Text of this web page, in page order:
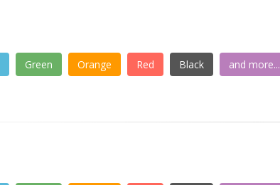
Green Orange Red Black and more...